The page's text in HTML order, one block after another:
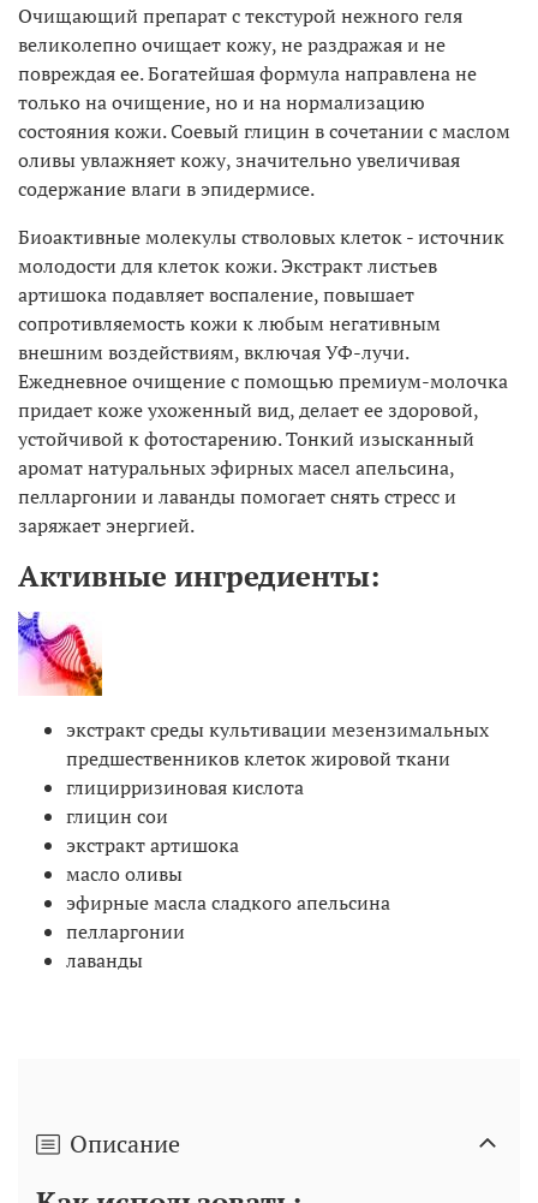
Очищающий препарат с текстурой нежного геля
великолепно очищает кожу, не раздражая и не
повреждая ее. Богатейшая формула направлена не
только на очищение, но и на нормализацию
состояния кожи. Соевый глицин в сочетании с маслом
оливы увлажняет кожу, значительно увеличивая
содержание влаги в эпидермисе.
Биоактивные молекулы стволовых клеток - источник
молодости для клеток кожи. Экстракт листьев
артишока подавляет воспаление, повышает
сопротивляемость кожи к любым негативным
внешним воздействиям, включая УФ-лучи.
Ежедневное очищение с помощью премиум-молочка
придает коже ухоженный вид, делает ее здоровой,
устойчивой к фотостарению. Тонкий изысканный
аромат натуральных эфирных масел апельсина,
пелларгонии и лаванды помогает снять стресс и
заряжает энергией.
Активные ингредиенты:
экстракт среды культивации мезензимальных
предшественников клеток жировой ткани
глицирризиновая кислота
глицин сои
экстракт артишока
масло оливы
эфирные масла сладкого апельсина
пелларгонии
лаванды
Описание